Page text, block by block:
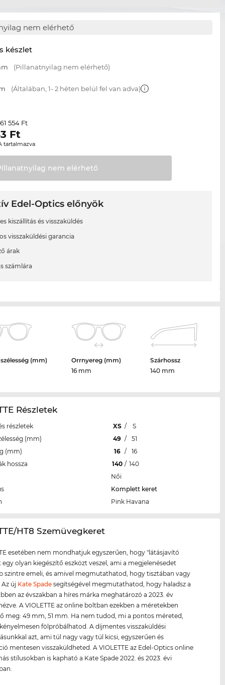
nem elérhető
készlet
(Pillanatnyilag nem elérhető)
(Általában, 1- 2 héten belül fel van adva)
61 554 Ft
Ft
tartalmazva
nem elérhető
Edel-Optics előnyök
kiszállítás és visszaküldés
visszaküldési garancia
árak
számlára
(mm)
Orrnyereg (mm)
16 mm
Szárhossz
140 mm
Részletek
részletek XS /
S
(mm)
49 /
51
(mm)
16 /
16
hossza
140 / 140
Női
Komplett keret
Pink Havana
HT8 Szemüvegkeret
esetében nem mondhatjuk egyszerűen, hogy "látásjavító
egy olyan kiegészítő eszközt veszel, ami a megjelenésedet
szintre emeli, és amivel megmutathatod, hogy tisztában vagy
új Kate Spade segítségével megmutathatod, hogy haladsz a
az évszakban a híres márka meghatározó a 2023. év
A VIOLETTE az online boltban ezekben a méretekben
meg: 49 mm, 51 mm. Ha nem tudod, mi a pontos méreted,
fölpróbálhatod. A díjmentes visszaküldési
azt, ami túl nagy vagy túl kicsi, egyszerűen és
mentesen visszaküldheted. A VIOLETTE az Edel-Optics online
stílusokban is kapható a Kate Spade 2022. és 2023. évi